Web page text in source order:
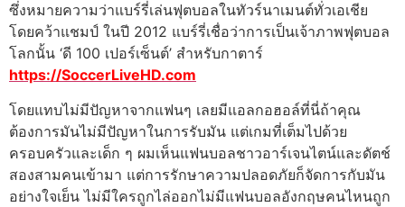
ซึ่งหมายความว่าแบร์รี่เล่นฟุตบอลในทัวร์นาเมนต์ทั่วเอเชีย
โดยคว้าแชมป์ ในปี 2012 แบร์รี่เชื่อว่าการเป็นเจ้าภาพฟุตบอล
โลกนั้น ‘ดี 100 เปอร์เซ็นต์’ สําหรับกาตาร์
https://SoccerLiveHD.com
โดยแทบไม่มีปัญหาจากแฟนๆ เลยมีแอลกอฮอล์ที่นี่ถ้าคุณ
ต้องการมันไม่มีปัญหาในการรับมัน แต่เกมที่เต็มไปด้วย
ครอบครัวและเด็ก ๆ ผมเห็นแฟนบอลชาวอาร์เจนไตน์และดัตช์
สองสามคนเข้ามา แต่การรักษาความปลอดภัยก็จัดการกับมัน
อย่างใจเย็น ไม่มีใครถูกไล่ออกไม่มีแฟนบอลอังกฤษคนไหนถูก